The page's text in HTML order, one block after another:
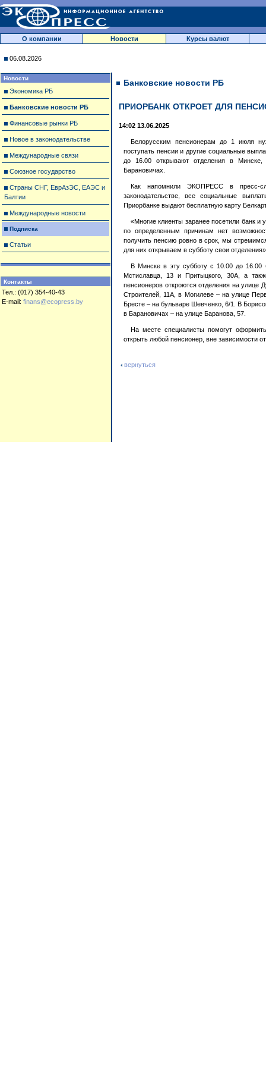
О компании Новости Курсы валют
06.08.2026
Новости
Экономика РБ
Банковские новости РБ
Финансовые рынки РБ
Новое в законодательстве
Международные связи
Союзное государство
Страны СНГ, ЕврАзЭС, ЕАЭС и
Балтии
Международные новости
Подписка
Статьи
Контакты
Тел.: (017) 354-40-43
E-mail: finans@ecopress.by
Банковские новости РБ
ПРИОРБАНК ОТКРОЕТ ДЛЯ
14:02 13.06.2025
Белорусским пенсионерам до 1 июля
поступать пенсии и другие социальные
до 16.00 открывают отделения в
Барановичах.
Как напомнили ЭКОПРЕСС в пресс-
законодательстве, все социальные
Приорбанке выдают бесплатную карту
«Многие клиенты заранее посетили банк и
по определенным причинам нет
получить пенсию ровно в срок, мы
для них открываем в субботу свои
В Минске в эту субботу с 10.00 до 16.00
Мстиславца, 13 и Притыцкого, 30А, а
пенсионеров откроются отделения на улице
Строителей, 11А, в Могилеве – на улице
Бресте – на бульваре Шевченко, 6/1. В
в Барановичах – на улице Баранова, 57.
На месте специалисты помогут
открыть любой пенсионер, вне зависимости
вернуться